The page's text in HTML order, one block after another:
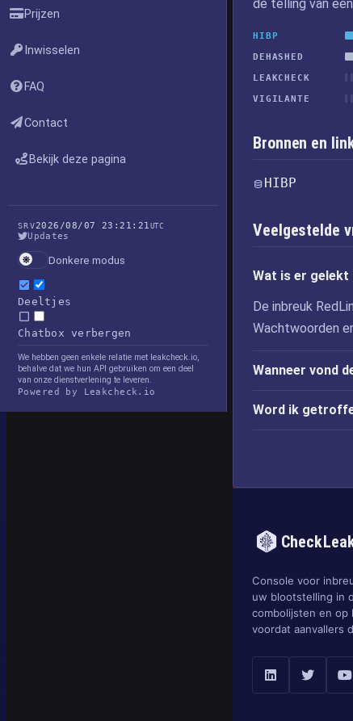
Prijzen
Inwisselen
FAQ
Contact
Bekijk deze pagina
SRV2026/08/07 23:21:21UTC
Updates
Donkere modus
Deeltjes
Chatbox verbergen
We hebben geen enkele relatie met leakcheck.io,
behalve dat we hun API gebruiken om een deel
van onze dienstverlening te leveren.
Powered by Leakcheck.io
de telling van
HIBP
DEHASHED
LEAKCHECK
VIGILANTE
Bronnen en
HIBP
Veelgestelde
Wat is er gelekt
De inbreuk
Wachtwoorden
Wanneer vond
Word ik
Console voor
uw blootstelling in
combolijsten en
voordat aanvallers